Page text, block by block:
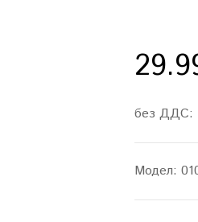
без ДДС:
Модел: